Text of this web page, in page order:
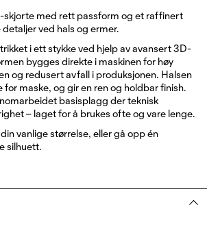
skjorte med rett passform og et raffinert
ved hals og ermer.
i ett stykke ved hjelp av avansert 3D-
bygges direkte i maskinen for høy
og redusert avfall i produksjonen. Halsen
maske, og gir en ren og holdbar finish.
basisplagg der teknisk
– laget for å brukes ofte og vare lenge.
vanlige størrelse, eller gå opp én
silhuett.